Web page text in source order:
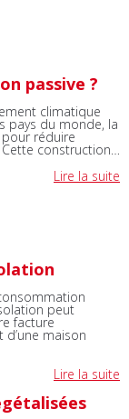
passive ?
climatique
pays du monde, la
réduire
construction…
Lire la suite
peut
facture
d’une maison
Lire la suite